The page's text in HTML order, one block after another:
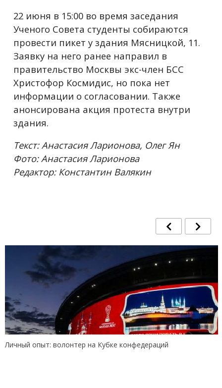
22 июня в 15:00 во время заседания
Ученого Совета студенты собираются
провести пикет у здания Мясницкой, 11.
Заявку на него ранее направил в
правительство Москвы экс-член БСС
Христофор Космидис, но пока нет
информации о согласовании. Также
анонсирована акция протеста внутри
здания.
Текст: Анастасия Ларионова, Олег Ян
Фото: Анастасия Ларионова
Редактор: Константин Валякин
Личный опыт: волонтер на Кубке конфедераций